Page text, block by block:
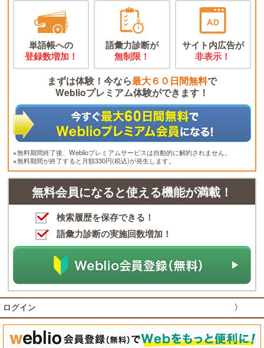
単語帳への
登録数増加！
語彙力診断が
無制限！
サイト内広告が
非表示！
まずは体験！今なら最大６０日間無料で
Weblioプレミアム体験ができます！
※無料期間終了後、Weblioプレミアムサービスは自動的に解約されません。
※無料期間が終了すると月額330円(税込)が発生します。
無料会員になると使える機能が満載！
検索履歴を保存できる！
語彙力診断の実施回数増加！
ログイン 〉